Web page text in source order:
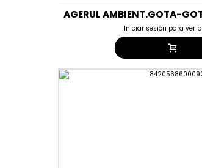
AGERUL AMBIENT.GOTA-
Iniciar sesión para ver